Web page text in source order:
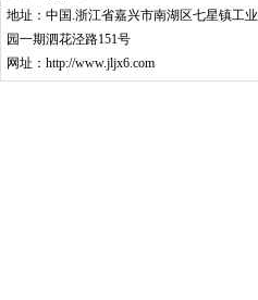
地址：中国.浙江省嘉兴市南湖区七星镇工业
园一期泗花泾路151号
网址：http://www.jljx6.com